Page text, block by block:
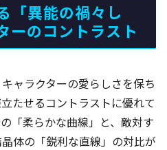
「異能の禍々し
ーのコントラスト
ャラクターの愛らしさを保ち
たせるコントラストに優れて
「柔らかな曲線」と、敵対す
体の「鋭利な直線」の対比が